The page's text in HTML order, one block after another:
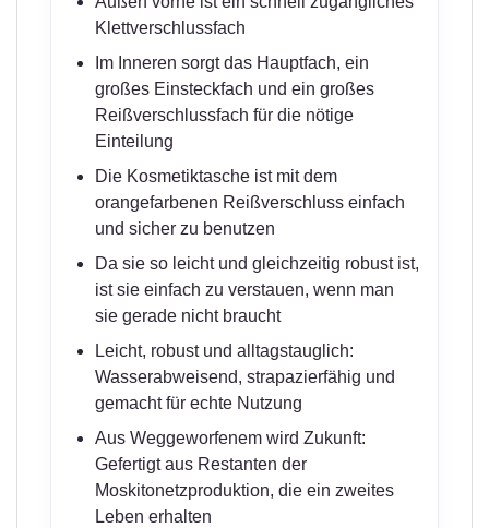
Klettverschlussfach
Im Inneren sorgt das Hauptfach, ein
großes Einsteckfach und ein großes
Reißverschlussfach für die nötige
Einteilung
Die Kosmetiktasche ist mit dem
orangefarbenen Reißverschluss einfach
und sicher zu benutzen
Da sie so leicht und gleichzeitig robust ist,
ist sie einfach zu verstauen, wenn man
sie gerade nicht braucht
Leicht, robust und alltagstauglich:
Wasserabweisend, strapazierfähig und
gemacht für echte Nutzung
Aus Weggeworfenem wird Zukunft:
Gefertigt aus Restanten der
Moskitonetzproduktion, die ein zweites
Leben erhalten